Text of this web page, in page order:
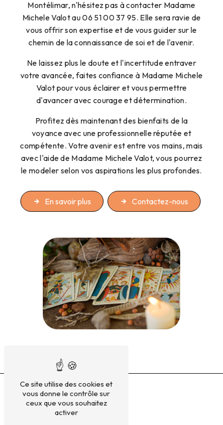
Montélimar, n'hésitez pas à contacter Madame
Michele Valot au 06 51 00 37 95. Elle sera ravie de
vous offrir son expertise et de vous guider sur le
chemin de la connaissance de soi et de l'avenir.
Ne laissez plus le doute et l'incertitude entraver
votre avancée, faites confiance à Madame Michele
Valot pour vous éclairer et vous permettre
d'avancer avec courage et détermination.
Profitez dès maintenant des bienfaits de la
voyance avec une professionnelle réputée et
compétente. Votre avenir est entre vos mains, mais
avec l'aide de Madame Michele Valot, vous pourrez
le modeler selon vos aspirations les plus profondes.
En savoir plus Contactez-nous
Ce site utilise des cookies et
vous donne le contrôle sur
ceux que vous souhaitez
activer